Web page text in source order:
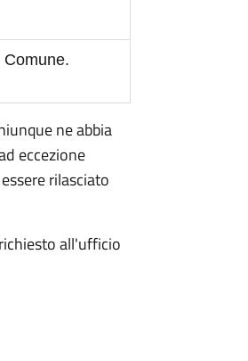
ne abbia
eccezione
rilasciato
all'ufficio